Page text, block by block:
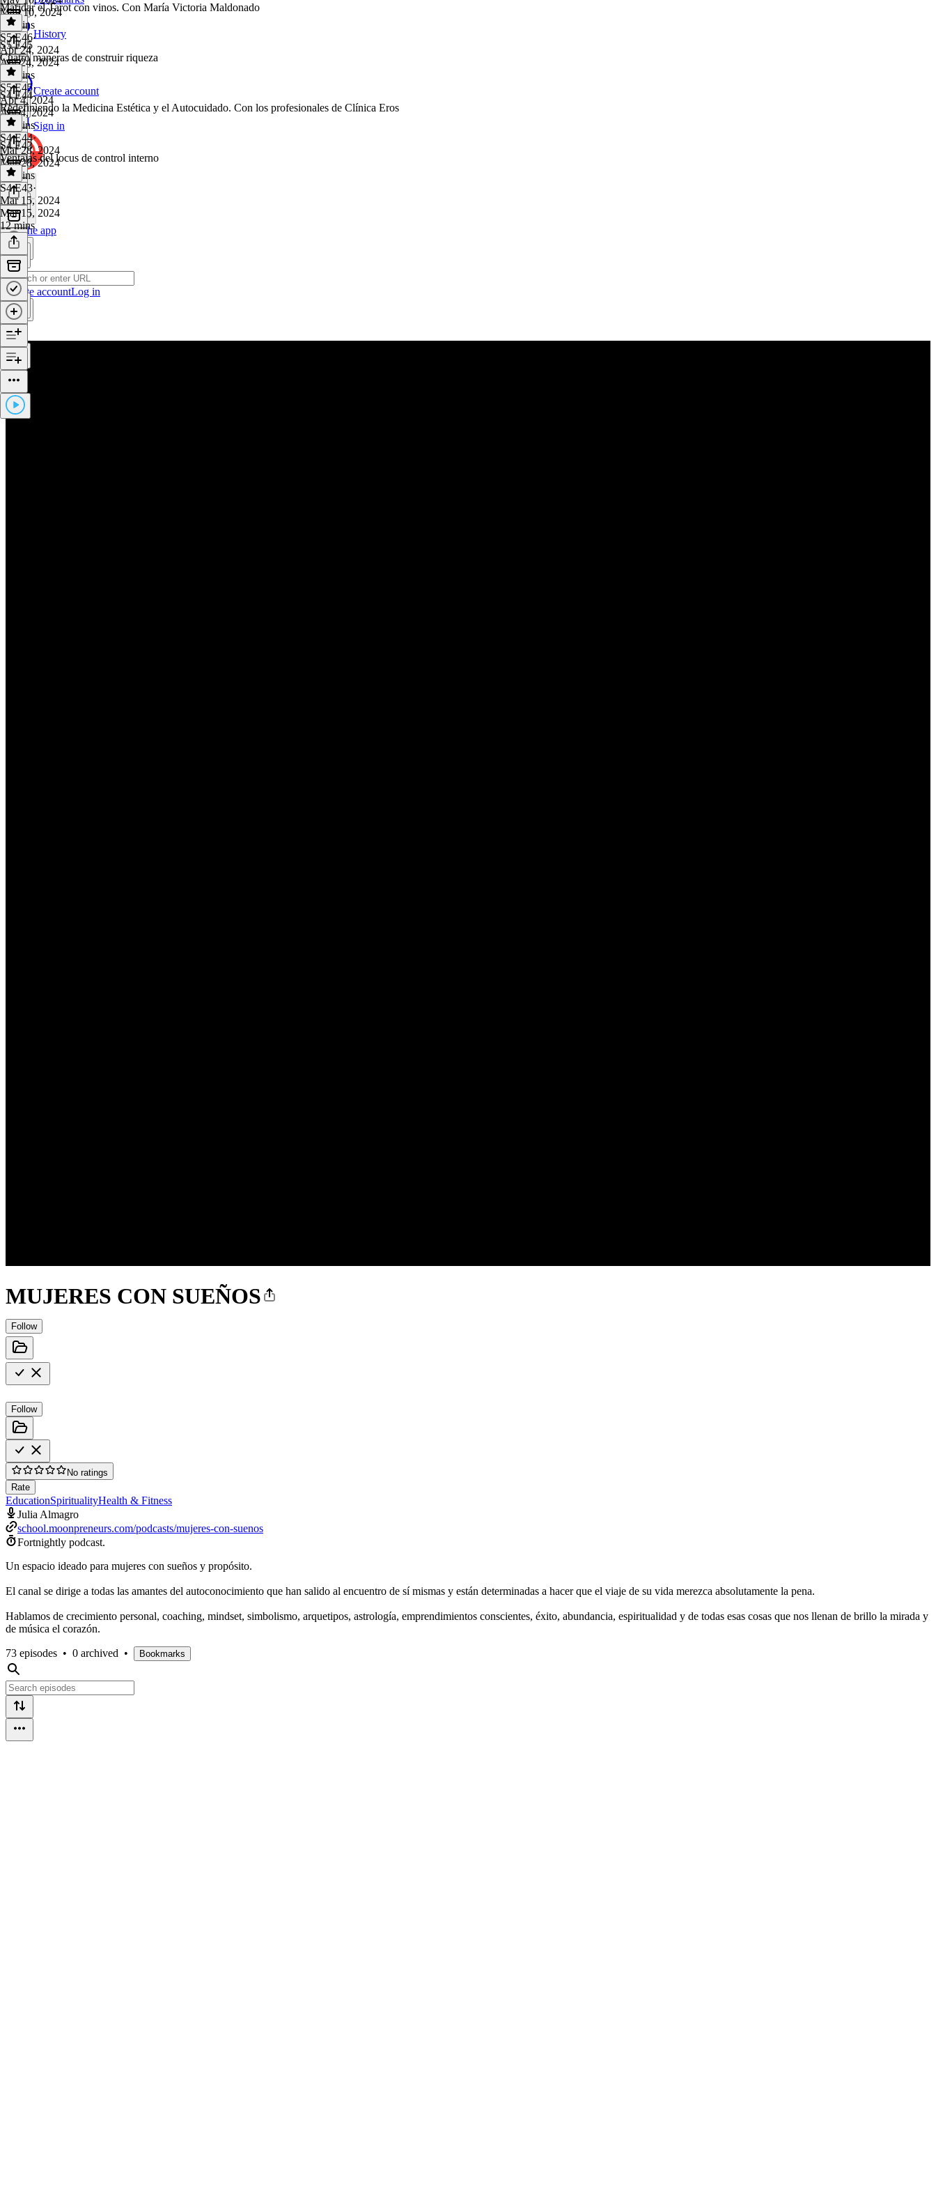
History
Create account
Sign in
Get the app
Create accountLog in
MUJERES CON SUEÑOS
Follow
Follow
No ratings
Rate
EducationSpiritualityHealth & Fitness
Julia Almagro
school.moonpreneurs.com/podcasts/mujeres-con-suenos
Fortnightly podcast.
Un espacio ideado para mujeres con sueños y propósito.
El canal se dirige a todas las amantes del autoconocimiento que han salido al encuentro de sí mismas y están determinadas a hacer que el viaje de su vida merezca absolutamente la pena.
Hablamos de crecimiento personal, coaching, mindset, simbolismo, arquetipos, astrología, emprendimientos conscientes, éxito, abundancia, espiritualidad y de todas esas cosas que nos llenan de brillo la mirada y
de música el corazón.
73 episodes • 0 archived • Bookmarks
May 10, 2024
17 mins
Maridar el Tarot con vinos. Con María Victoria Maldonado
S5 E46·
Apr 24, 2024
Apr 24, 2024
31 mins
S5 E45
Cuatro maneras de construir riqueza
S5 E45·
Apr 4, 2024
Apr 4, 2024
23 mins
S4 E44
Redefiniendo la Medicina Estética y el Autocuidado. Con los profesionales de Clínica Eros
S4 E44·
Mar 28, 2024
Mar 28, 2024
42 mins
S4 E43
Ventajas del locus de control interno
S4 E43·
Mar 15, 2024
Mar 15, 2024
12 mins